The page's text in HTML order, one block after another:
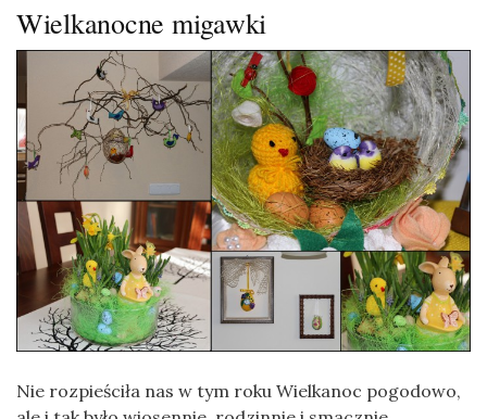
Wielkanocne migawki
Nie rozpieściła nas w tym roku Wielkanoc pogodowo,